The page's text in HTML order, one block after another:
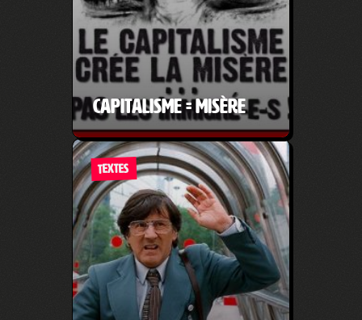
capitalisme = misère
TEXTES